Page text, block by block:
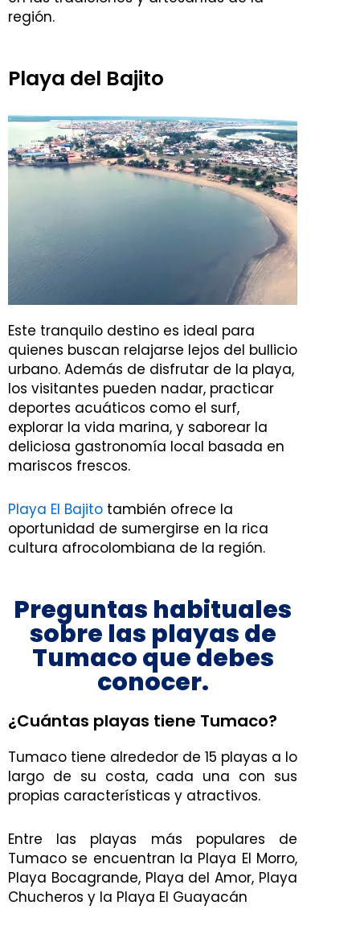
región.
Playa del Bajito
Este tranquilo destino es ideal para
quienes buscan relajarse lejos del bullicio
urbano. Además de disfrutar de la playa,
los visitantes pueden nadar, practicar
deportes acuáticos como el surf,
explorar la vida marina, y saborear la
deliciosa gastronomía local basada en
mariscos frescos.
Playa El Bajito también ofrece la
oportunidad de sumergirse en la rica
cultura afrocolombiana de la región.
Preguntas habituales
sobre las playas de
Tumaco que debes
conocer.
¿Cuántas playas tiene Tumaco?
Tumaco tiene alrededor de 15 playas a lo
largo de su costa, cada una con sus
propias características y atractivos.
Entre las playas más populares de
Tumaco se encuentran la Playa El Morro,
Playa Bocagrande, Playa del Amor, Playa
Chucheros y la Playa El Guayacán